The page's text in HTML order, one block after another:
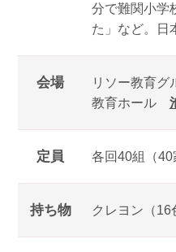
分で難関小学
た」など。日
会場
リソー教育グ
教育ホール
定員 各回40組（40
持ち物 クレヨン（16